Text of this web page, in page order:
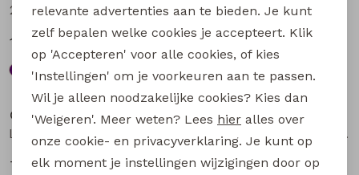
205037 W20018 dames singlet Aubergine
12,74
16,99
11,24
14,99
Sale
City Life
7,50 14,99
City Life
206902 W20015 dames singlet Aubergine
12,74 16,99
relevante advertenties aan te bieden. Je kunt
zelf bepalen welke cookies je accepteert. Klik
op 'Accepteren' voor alle cookies, of kies
'Instellingen' om je voorkeuren aan te passen.
Wil je alleen noodzakelijke cookies? Kies dan
'Weigeren'. Meer weten? Lees hier alles over
onze cookie- en privacyverklaring. Je kunt op
elk moment je instellingen wijzigingen door op